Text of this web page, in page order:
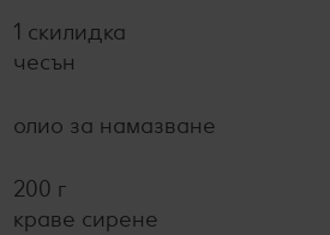
1 скилидка
чесън
олио за намазване
200 г
краве сирене